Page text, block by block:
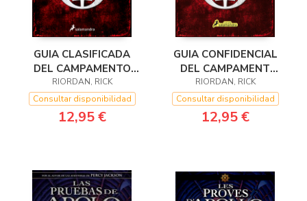
GUIA CLASIFICADA
DEL CAMPAMENTO
MESTIZO
RIORDAN, RICK
Consultar disponibilidad
12,95 €
GUIA CONFIDENCIAL
DEL CAMPAMENT
MESTIS
RIORDAN, RICK
Consultar disponibilidad
12,95 €